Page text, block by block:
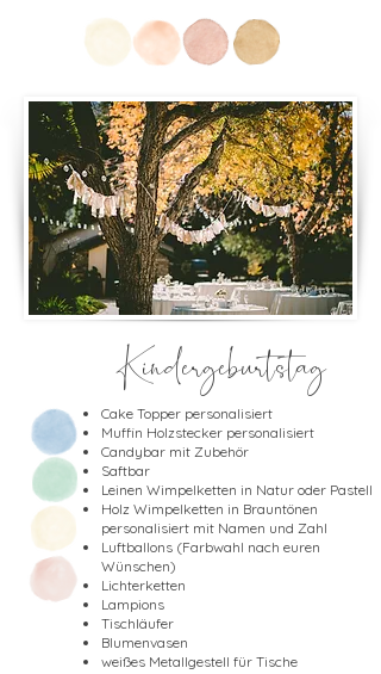
Kindergeburtstag
Cake Topper personalisiert
Muffin Holzstecker personalisiert
Candybar mit Zubehör
Saftbar
Leinen Wimpelketten in Natur oder Pastell
Holz Wimpelketten in Brauntönen
personalisiert mit Namen und Zahl
Luftballons (Farbwahl nach euren
Wünschen)
Lichterketten
Lampions
Tischläufer
Blumenvasen
weißes Metallgestell für Tische